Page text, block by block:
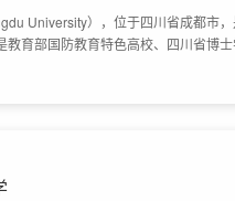
University），位于四川省成都市
教育部国防教育特色高校、四川省博